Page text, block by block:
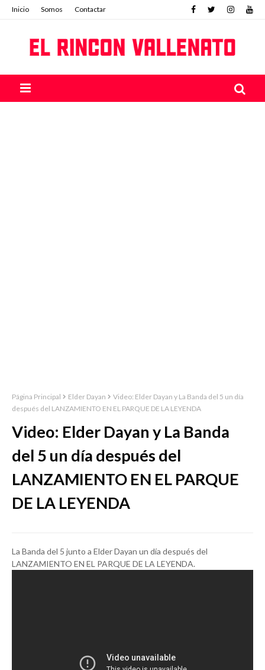
Inicio Somos Contactar
Página Principal Elder Dayan
Video: Elder Dayan y La Banda del 5 un día
después del LANZAMIENTO EN EL PARQUE DE LA LEYENDA
Video: Elder Dayan y La Banda
del 5 un día después del
LANZAMIENTO EN EL PARQUE
DE LA LEYENDA
La Banda del 5 junto a Elder Dayan un día después del
LANZAMIENTO EN EL PARQUE DE LA LEYENDA.